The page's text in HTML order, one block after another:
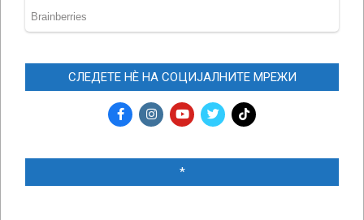
СЛЕДЕТЕ НЀ НА СОЦИЈАЛНИТЕ МРЕЖИ
*